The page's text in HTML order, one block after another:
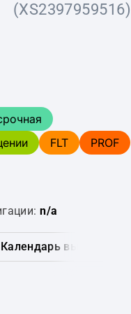
(XS2397959516)
FLT PROF
n/a
Календарь выплат